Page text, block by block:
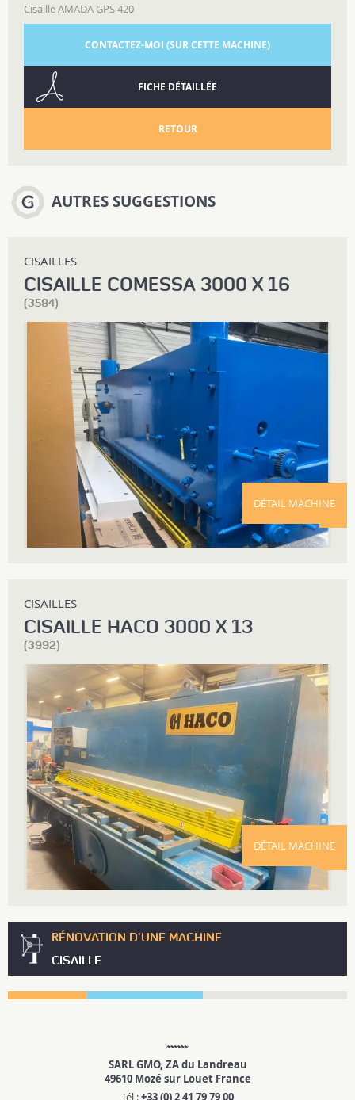
Cisaille AMADA GPS 420
CONTACTEZ-MOI (SUR CETTE MACHINE)
FICHE DÉTAILLÉE
RETOUR
AUTRES SUGGESTIONS
CISAILLES
CISAILLE COMESSA 3000 X 16
(3584)
DÉTAIL MACHINE
CISAILLES
CISAILLE HACO 3000 X 13
(3992)
DÉTAIL MACHINE
RÉNOVATION D'UNE MACHINE
CISAILLE
SARL GMO, ZA du Landreau
49610 Mozé sur Louet France